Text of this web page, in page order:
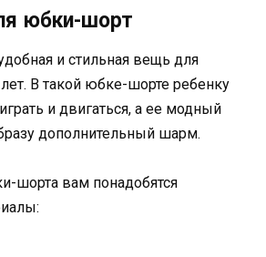
юбки-шорт
и стильная вещь для
В такой юбке-шорте ребенку
и двигаться, а ее модный
дополнительный шарм.
шорта вам понадобятся